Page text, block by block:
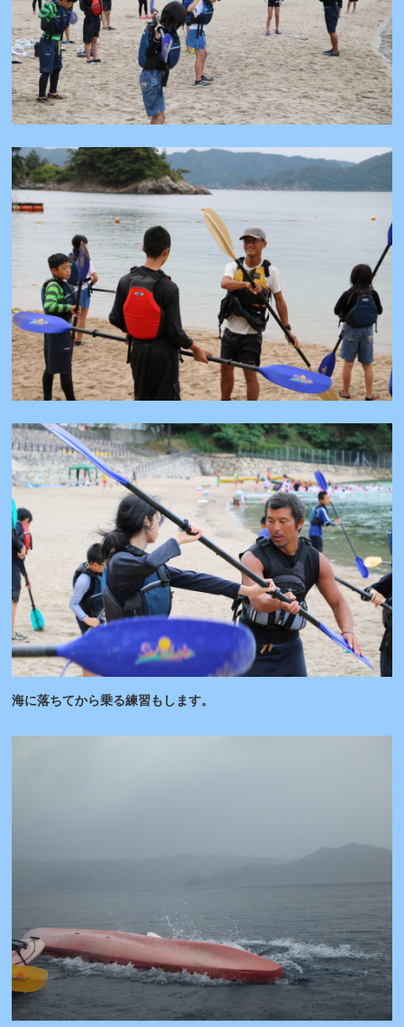
海に落ちてから乗る練習もします。